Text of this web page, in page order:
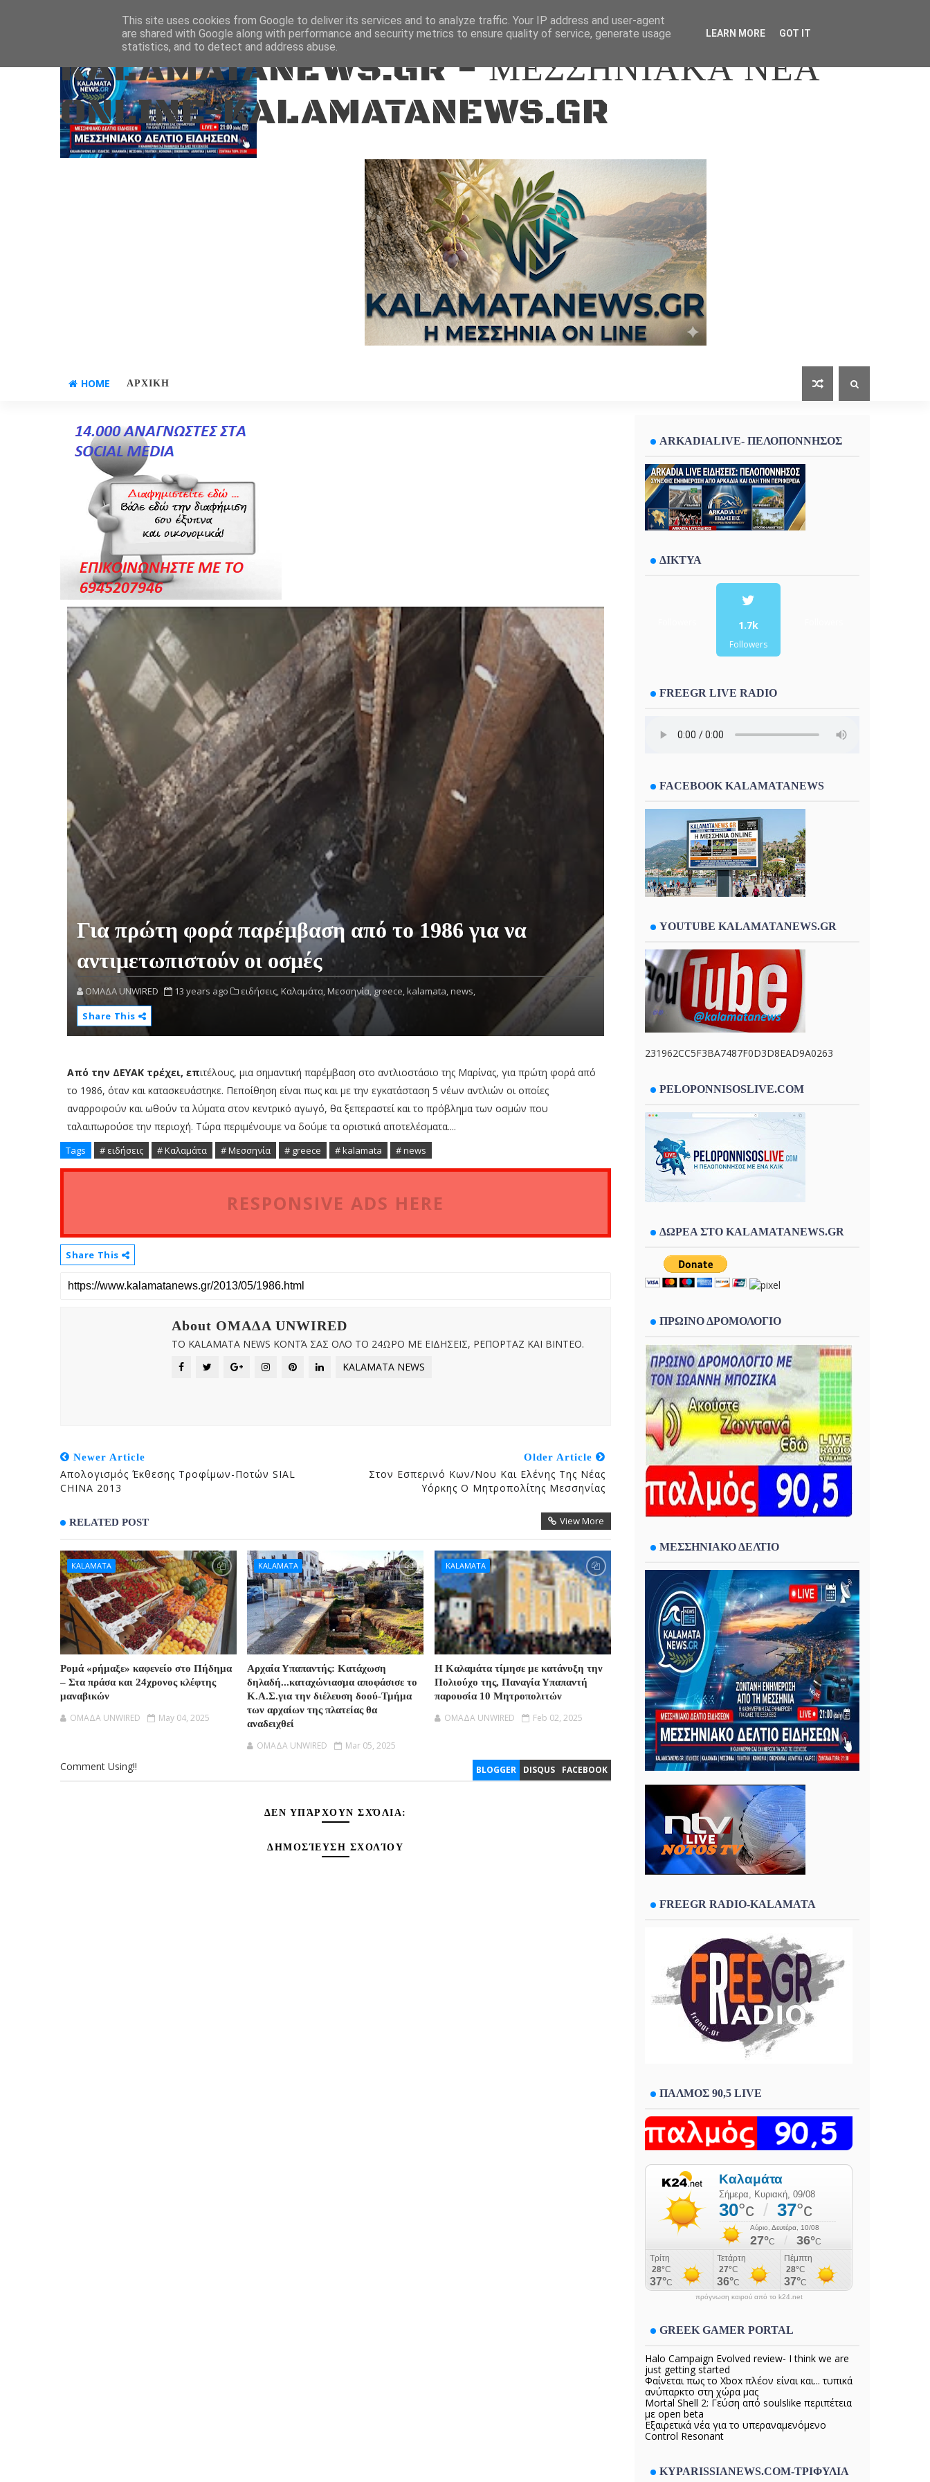
Aug 9, 2026
KALAMATANEWS.GR - ΜΕΣΣΗΝΙΑΚΑ ΝΕΑ
ONLINE-KALAMATANEWS.GR
HOME ΑΡΧΙΚΗ
Για πρώτη φορά παρέμβαση από το 1986 για να
αντιμετωπιστούν οι οσμές
OMAΔΑ UNWIRED 13 years ago ειδήσεις,Καλαμάτα,Μεσσηνία, greece,kalamata,news,
Share This
Από την ΔΕΥΑΚ τρέχει, επιτέλους, μια σημαντική παρέμβαση στο αντλιοστάσιο της Μαρίνας, για πρώτη φορά από
το 1986, όταν και κατασκευάστηκε. Πεποίθηση είναι πως και με την εγκατάσταση 5 νέων αντλιών οι οποίες
αναρροφούν και ωθούν τα λύματα στον κεντρικό αγωγό, θα ξεπεραστεί και το πρόβλημα των οσμών που
ταλαιπωρούσε την περιοχή. Tώρα περιμένουμε να δούμε τα οριστικά αποτελέσματα....
Tags # ειδήσεις # Καλαμάτα # Μεσσηνία # greece # kalamata # news
RESPONSIVE ADS HERE
Share This
About OMAΔΑ UNWIRED
ΤΟ KALAMATA NEWS ΚΟΝΤΆ ΣΑΣ ΟΛΟ ΤΟ 24ΩΡΟ ΜΕ ΕΙΔΗΣΕΙΣ, ΡΕΠΟΡΤΑΖ ΚΑΙ ΒΙΝΤΕΟ.
KALAMATA NEWS
Newer Article
Απολογισμός Έκθεσης Τροφίμων-Ποτών SIAL
CHINA 2013
Older Article
Στον Εσπερινό Κων/νου Και Ελένης Της Νέας
Υόρκης Ο Mητροπολίτης Μεσσηνίας
RELATED POST View More
KALAMATA
Ρομά «ρήμαξε» καφενείο στο Πήδημα
– Στα πράσα και 24χρονος κλέφτης
μαναβικών
OMAΔΑ UNWIRED May 04, 2025
KALAMATA
Αρχαία Υπαπαντής: Κατάχωση
δηλαδή...καταχώνιασμα αποφάσισε το
Κ.Α.Σ.για την διέλευση δοού-Τμήμα
των αρχαίων της πλατείας θα
αναδειχθεί
OMAΔΑ UNWIRED Mar 05, 2025
KALAMATA
Η Καλαμάτα τίμησε με κατάνυξη την
Πολιούχο της, Παναγία Υπαπαντή
παρουσία 10 Μητροπολιτών
OMAΔΑ UNWIRED Feb 02, 2025
BLOGGER DISQUS FACEBOOK
Comment Using!!
ΔΕΝ ΥΠΆΡΧΟΥΝ ΣΧΌΛΙΑ:
ΔΗΜΟΣΊΕΥΣΗ ΣΧΟΛΊΟΥ
ARKADIALIVE- ΠΕΛΟΠΟΝΝΗΣΟΣ
ΔΙΚΤΥΑ
1.7k
Followers
FREEGR LIVE RADIO
FACEBOOK KALAMATANEWS
YOUTUBE KALAMATANEWS.GR
231962CC5F3BA7487F0D3D8EAD9A0263
PELOPONNISOSLIVE.COM
ΔΩΡΕΑ ΣΤΟ KALAMATANEWS.GR
ΠΡΩΙΝΟ ΔΡΟΜΟΛΟΓΙΟ
ΜΕΣΣΗΝΙΑΚΟ ΔΕΛΤΙΟ
FREEGR RADIO-KALAMATA
ΠΑΛΜΟΣ 90,5 LIVE
πρόγνωση καιρού από το k24.net
GREEK GAMER PORTAL
Halo Campaign Evolved review- I think we are
just getting started
Φαίνεται πως το Xbox πλέον είναι και... τυπικά
ανύπαρκτο στη χώρα μας
Mortal Shell 2: Γεύση από soulslike περιπέτεια
με open beta
Εξαιρετικά νέα για το υπεραναμενόμενο
Control Resonant
KYPARISSIANEWS.COM-ΤΡΙΦΥΛΙΑ
This site uses cookies from Google to deliver its services and to analyze traffic. Your IP address and user-agent
are shared with Google along with performance and security metrics to ensure quality of service, generate usage
statistics, and to detect and address abuse.
LEARN MORE GOT IT